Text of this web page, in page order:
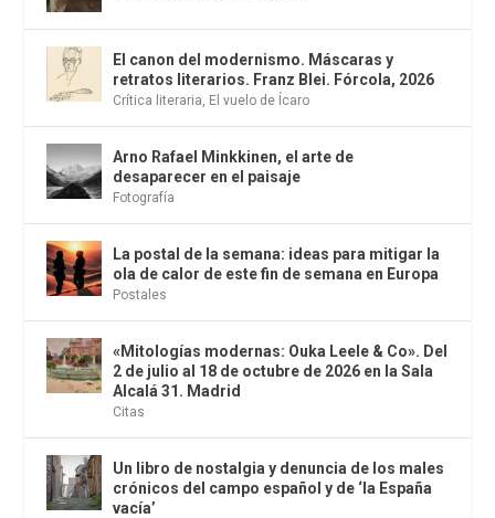
El canon del modernismo. Máscaras y
retratos literarios. Franz Blei. Fórcola, 2026
Crítica literaria El vuelo de Ícaro
Arno Rafael Minkkinen, el arte de
desaparecer en el paisaje
Fotografía
La postal de la semana: ideas para mitigar la
ola de calor de este fin de semana en Europa
Postales
«Mitologías modernas: Ouka Leele & Co». Del
2 de julio al 18 de octubre de 2026 en la Sala
Alcalá 31. Madrid
Citas
Un libro de nostalgia y denuncia de los males
crónicos del campo español y de ‘la España
vacía’